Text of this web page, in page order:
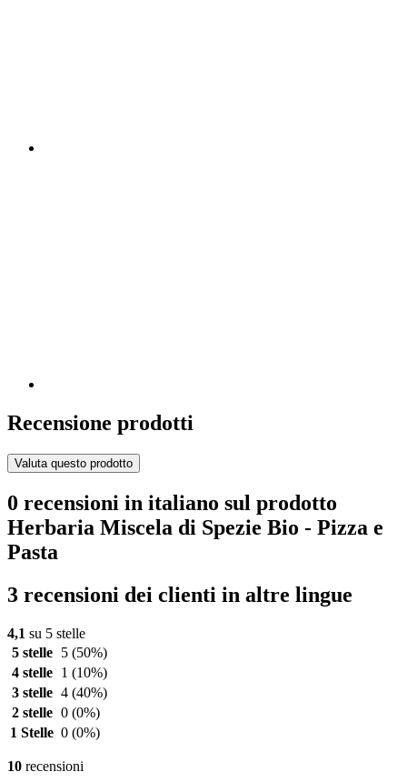
Recensione prodotti
Valuta questo prodotto
0 recensioni in italiano sul prodotto
Herbaria Miscela di Spezie Bio - Pizza e
Pasta
3 recensioni dei clienti in altre lingue
4,1 su 5 stelle
5 stelle
5 (50%)
4 stelle
1 (10%)
3 stelle 4 (40%)
2 stelle 0 (0%)
1 Stelle 0 (0%)
10 recensioni